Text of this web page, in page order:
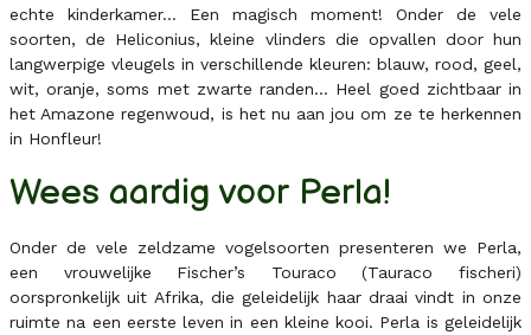
echte kinderkamer… Een magisch moment! Onder de vele
soorten, de Heliconius, kleine vlinders die opvallen door hun
langwerpige vleugels in verschillende kleuren: blauw, rood, geel,
wit, oranje, soms met zwarte randen… Heel goed zichtbaar in
het Amazone regenwoud, is het nu aan jou om ze te herkennen
in Honfleur!
Wees aardig voor Perla!
Onder de vele zeldzame vogelsoorten presenteren we Perla,
een vrouwelijke Fischer’s Touraco (Tauraco fischeri)
oorspronkelijk uit Afrika, die geleidelijk haar draai vindt in onze
ruimte na een eerste leven in een kleine kooi. Perla is geleidelijk